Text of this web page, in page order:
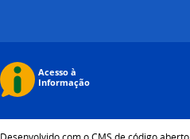
Desenvolvido com o CMS de código aberto